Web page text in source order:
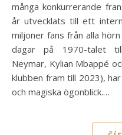
många konkurrerande
år utvecklats till ett
miljoner fans från alla
dagar på 1970-talet
Neymar, Kylian Mbappé
klubben fram till 2023),
och magiska ögonblick.…